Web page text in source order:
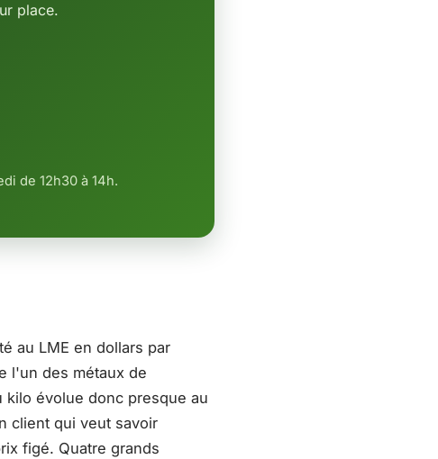
place.
de 12h30 à 14h.
au LME en dollars par
l'un des métaux de
kilo évolue donc presque au
client qui veut savoir
figé. Quatre grands